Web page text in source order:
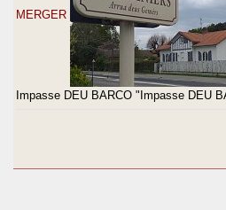
MERGER
Impasse DEU BARCO "Impasse DEU